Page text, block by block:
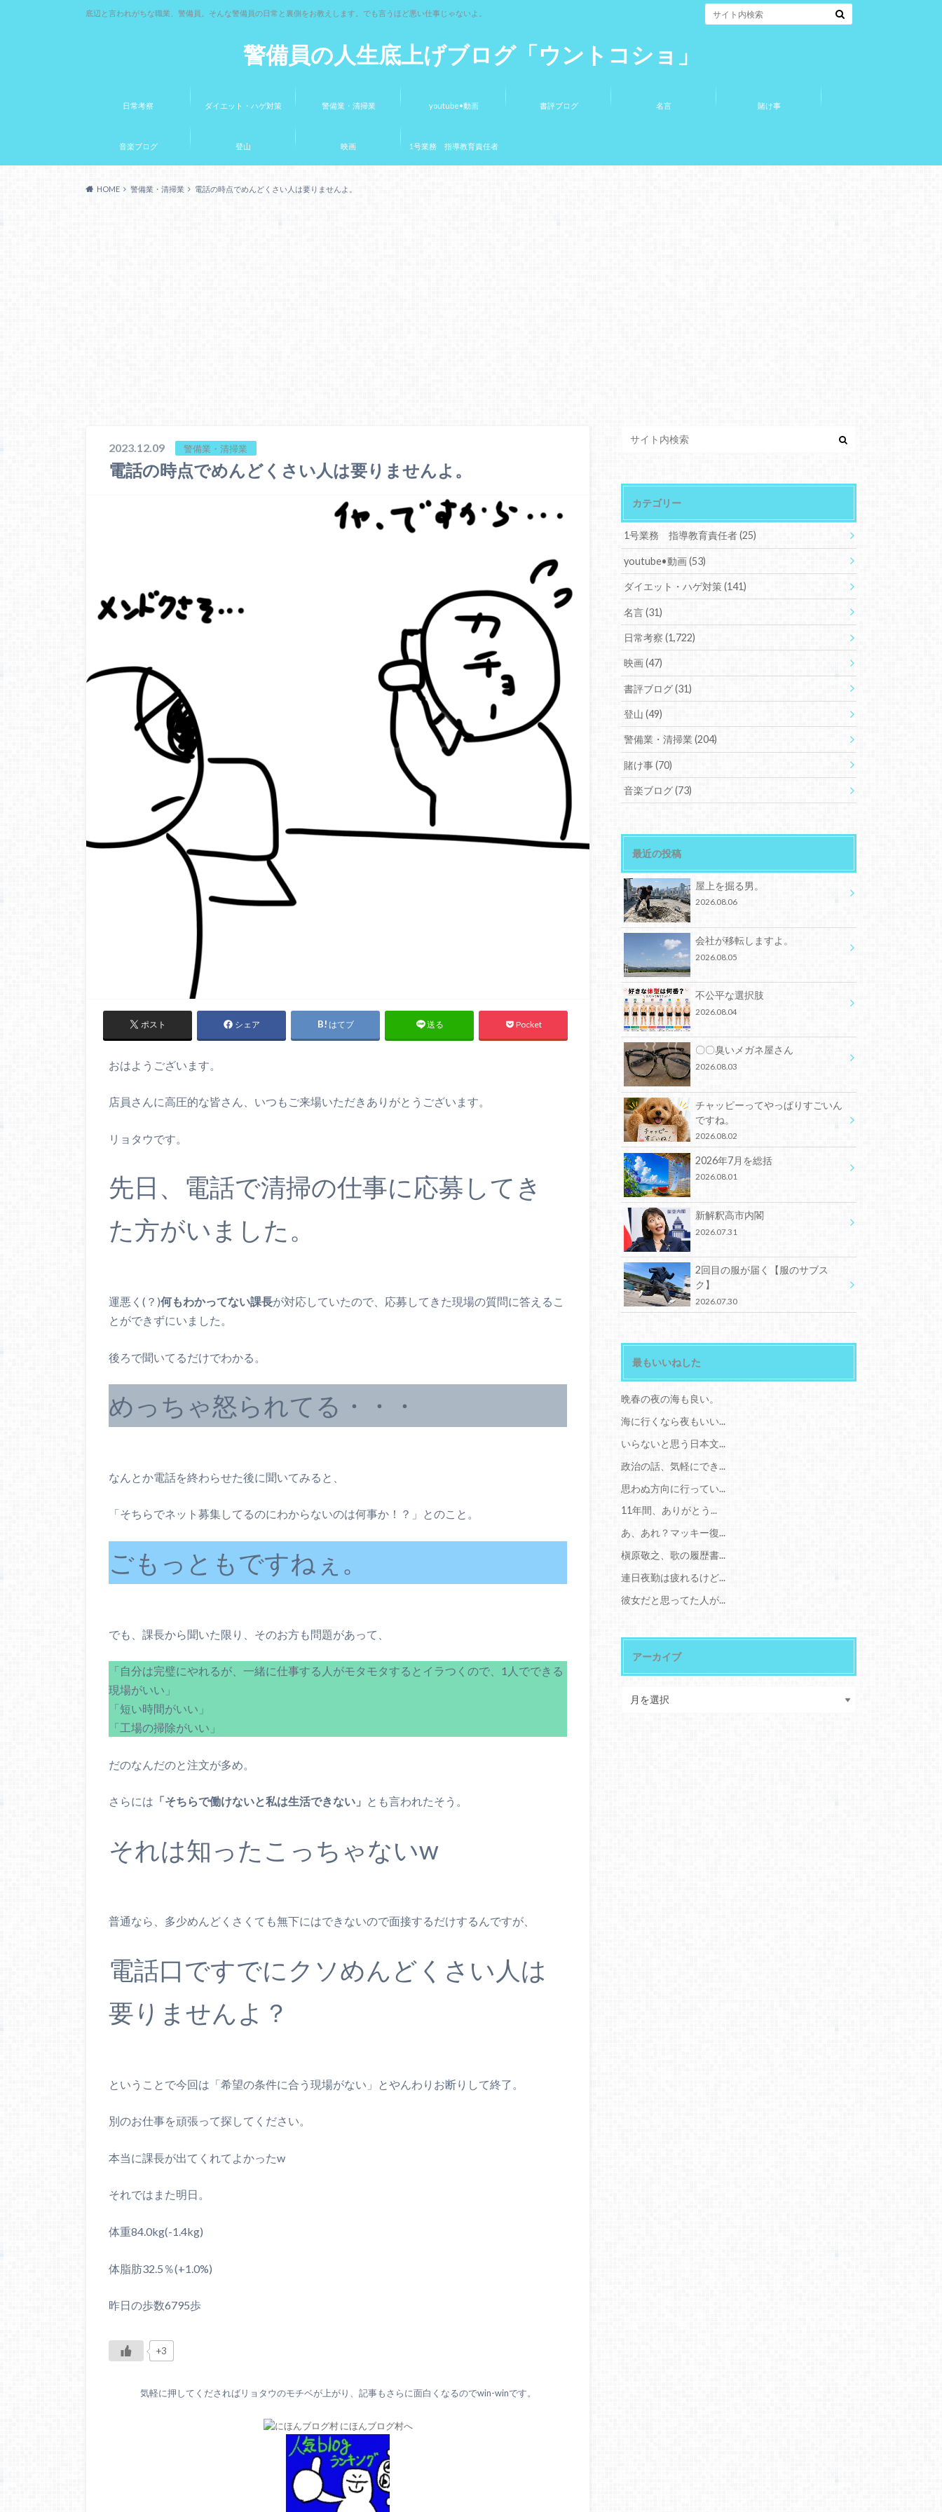
警備員の人生底上げブログ「ウントコショ」
底辺と言われがちな職業、警備員。そんな警備員の日常と裏側をお教えします。でも言うほど悪い仕事じゃないよ。
日常考察 ダイエット・ハゲ対策 警備業・清掃業 youtube•動画 書評ブログ 名言 賭け事
音楽ブログ 登山 映画 1号業務 指導教育責任者
HOME 警備業・清掃業 電話の時点でめんどくさい人は要りませんよ。
2023.12.09 警備業・清掃業
電話の時点でめんどくさい人は要りませんよ。
ポスト シェア はてブ 送る Pocket
おはようございます。
店員さんに高圧的な皆さん、いつもご来場いただきありがとうございます。
リョタウです。
先日、電話で清掃の仕事に応募してき
た方がいました。
運悪く(？)何もわかってない課長が対応していたので、応募してきた現場の質問に答えるこ
とができずにいました。
後ろで聞いてるだけでわかる。
めっちゃ怒られてる・・・
なんとか電話を終わらせた後に聞いてみると、
「そちらでネット募集してるのにわからないのは何事か！？」とのこと。
ごもっともですねぇ。
でも、課長から聞いた限り、そのお方も問題があって、
「自分は完璧にやれるが、一緒に仕事する人がモタモタするとイラつくので、1人でできる
現場がいい」
「短い時間がいい」
「工場の掃除がいい」
だのなんだのと注文が多め。
さらには 「そちらで働けないと私は生活できない」 とも言われたそう。
それは知ったこっちゃないw
普通なら、多少めんどくさくても無下にはできないので面接するだけするんですが、
電話口ですでにクソめんどくさい人は
要りませんよ？
ということで今回は「希望の条件に合う現場がない」とやんわりお断りして終了。
別のお仕事を頑張って探してください。
本当に課長が出てくれてよかったw
それではまた明日。
体重84.0kg(-1.4kg)
体脂肪32.5％(+1.0%)
昨日の歩数6795歩
+3
気軽に押してくださればリョタウのモチベが上がり、記事もさらに面白くなるのでwin-winです。
カテゴリー
1号業務 指導教育責任者(25)
youtube•動画(53)
ダイエット・ハゲ対策(141)
名言(31)
日常考察(1,722)
映画(47)
書評ブログ(31)
登山(49)
警備業・清掃業(204)
賭け事(70)
音楽ブログ(73)
最近の投稿
屋上を掘る男。
2026.08.06
会社が移転しますよ。
2026.08.05
不公平な選択肢
2026.08.04
〇〇臭いメガネ屋さん
2026.08.03
チャッピーってやっぱりすごいん
ですね。
2026.08.02
2026年7月を総括
2026.08.01
新解釈高市内閣
2026.07.31
2回目の服が届く【服のサブス
ク】
2026.07.30
最もいいねした
晩春の夜の海も良い。
海に行くなら夜もいい...
いらないと思う日本文...
政治の話、気軽にでき...
思わぬ方向に行ってい...
11年間、ありがとう...
あ、あれ？マッキー復...
槇原敬之、歌の履歴書...
連日夜勤は疲れるけど...
彼女だと思ってた人が...
アーカイブ